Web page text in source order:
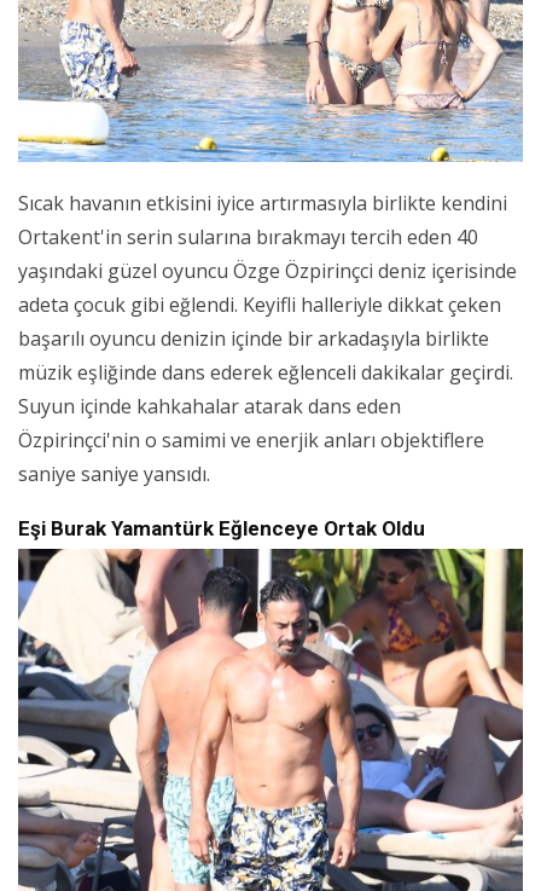
Sıcak havanın etkisini iyice artırmasıyla birlikte kendini
Ortakent'in serin sularına bırakmayı tercih eden 40
yaşındaki güzel oyuncu Özge Özpirinçci deniz içerisinde
adeta çocuk gibi eğlendi. Keyifli halleriyle dikkat çeken
başarılı oyuncu denizin içinde bir arkadaşıyla birlikte
müzik eşliğinde dans ederek eğlenceli dakikalar geçirdi.
Suyun içinde kahkahalar atarak dans eden
Özpirinçci'nin o samimi ve enerjik anları objektiflere
saniye saniye yansıdı.
Eşi Burak Yamantürk Eğlenceye Ortak Oldu